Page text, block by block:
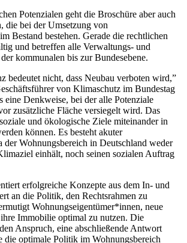
Potenzialen geht die Broschüre aber auch
die bei der Umsetzung von
Bestand bestehen. Gerade die rechtlichen
und betreffen alle Verwaltungs- und
kommunalen bis zur Bundesebene.
bedeutet nicht, dass Neubau verboten wird,”
von Klimaschutz im Bundestag
eine Denkweise, bei der alle Potenziale
zusätzliche Fläche versiegelt wird. Das
und ökologische Ziele miteinander in
können. Es besteht akuter
der Wohnungsbereich in Deutschland weder
einhält, noch seinen sozialen Auftrag
erfolgreiche Konzepte aus dem In- und
an die Politik, den Rechtsrahmen zu
Wohnungseigentümer*innen, neue
Immobilie optimal zu nutzen. Die
Anspruch, eine abschließende Antwort
die optimale Politik im Wohnungsbereich